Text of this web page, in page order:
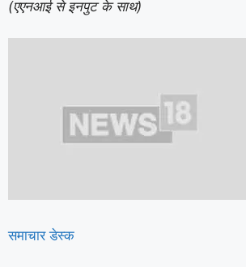
(एएनआई से इनपुट के साथ)
समाचार डेस्क